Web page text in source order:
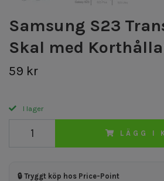
Samsung S23
Skal med
59 kr
I lager
LÄGG I
🔒 Tryggt köp hos Price-Point